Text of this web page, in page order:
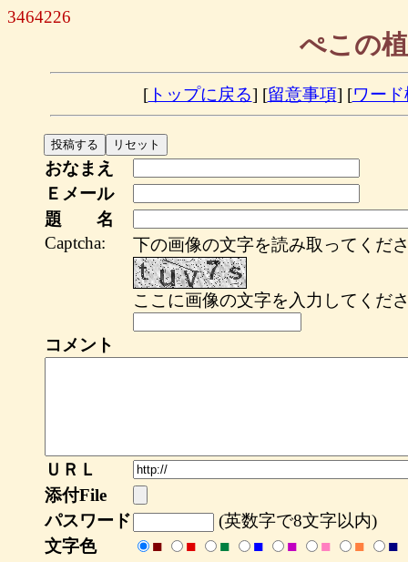
3464226
ぺこの
[トップに戻る] [留意事項] [ワー
おなまえ
Ｅメール
題 名
Captcha:
下の画像の文字を読み取ってくだ
ここに画像の文字を入力してくだ
コメント
ＵＲＬ
添付File
パスワード
(英数字で8文字以内)
文字色
■ ■ ■ ■ ■ ■ ■ ■